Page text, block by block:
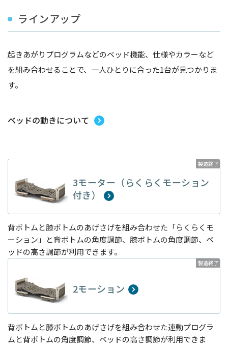
ラインアップ
起きあがりプログラムなどのベッド機能、仕様やカラーなど
を組み合わせることで、一人ひとりに合った1台が見つかりま
す。
ベッドの動きについて
製造終了
3モーター（らくらくモーション
付き）
背ボトムと膝ボトムのあげさげを組み合わせた「らくらくモ
ーション」と背ボトムの角度調節、膝ボトムの角度調節、ベ
ッドの高さ調節が利用できます。
製造終了
2モーション
背ボトムと膝ボトムのあげさげを組み合わせた連動プログラ
ムと背ボトムの角度調節、ベッドの高さ調節が利用できま